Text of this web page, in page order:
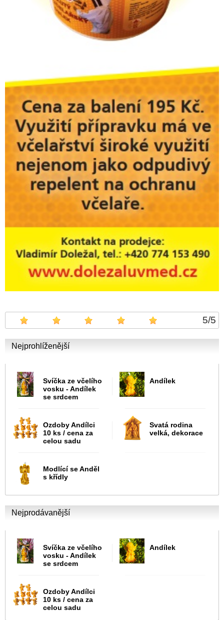
5/5
Nejprohlíženější
Svíčka ze včelího
vosku - Andílek
se srdcem
Andílek
Ozdoby Andílci
10 ks / cena za
celou sadu
Svatá rodina
velká, dekorace
Modlící se Anděl
s křídly
Nejprodávanější
Svíčka ze včelího
vosku - Andílek
se srdcem
Andílek
Ozdoby Andílci
10 ks / cena za
celou sadu